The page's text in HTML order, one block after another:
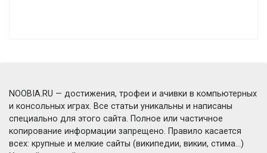
NOOBIA.RU — достижения, трофеи и ачивки в компьютерных
и консольных играх. Все статьи уникальны и написаны
специально для этого сайта. Полное или частичное
копирование информации запрещено. Правило касается
всех: крупные и мелкие сайты (википедии, викии, стима...)